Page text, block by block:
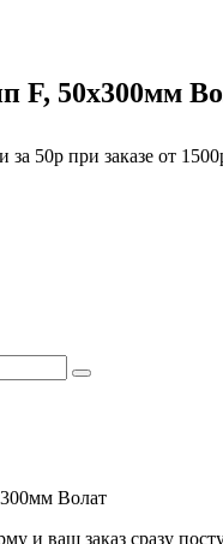
F, 50х300мм
за 50р при заказе от
Волат
и ваш заказ сразу